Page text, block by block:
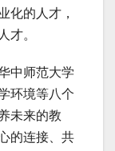
化的人才，
才。
中师范大学
环境等八个
未来的教
的连接、共